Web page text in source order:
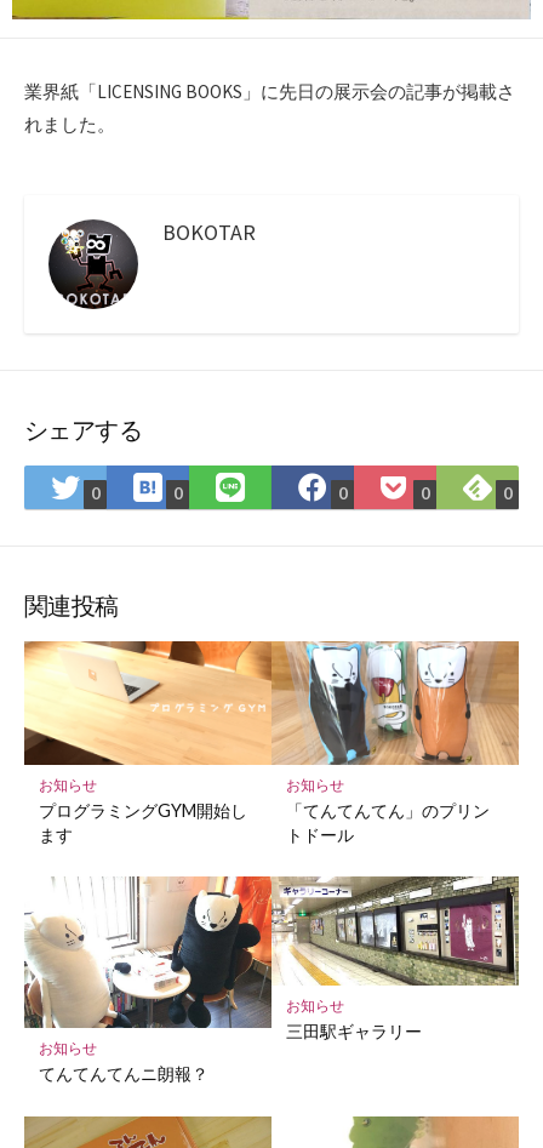
業界紙「LICENSING BOOKS」に先日の展示会の記事が掲載さ
れました。
BOKOTAR
シェアする
Twitter
で
ア
0 は
て
マ
ー
ク
に
保
存
0
LINE
で
Facebook
で
0
Pocket
に
0
で
0
関連投稿
お知らせ
プログラミングGYM開始し
ます
お知らせ
「てんてんてん」のプリン
トドール
お知らせ
てんてんてんニ朗報？
お知らせ
三田駅ギャラリー